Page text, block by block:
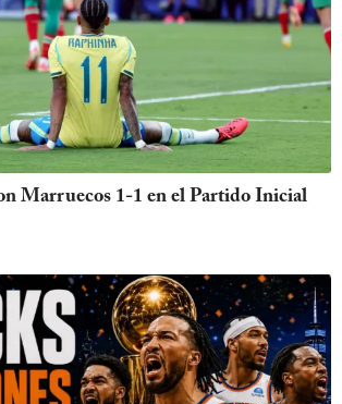
Marruecos 1-1 en el Partido Inicial